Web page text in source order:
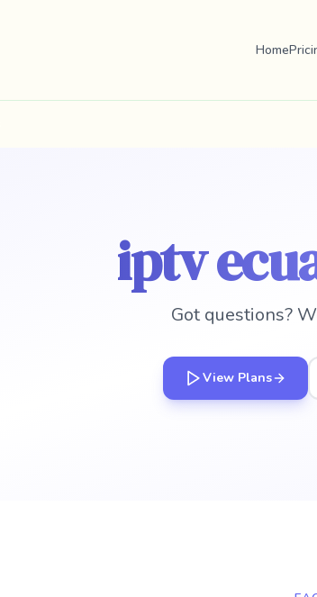
Home
iptv
Got questions?
View Plans